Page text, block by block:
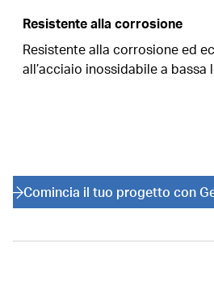
Resistente alla corrosione
Resistente alla corrosione ed
all’acciaio inossidabile a bassa
Comincia il tuo progetto con